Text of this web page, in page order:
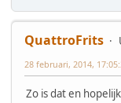
QuattroFrits
28 februari, 2014,
Zo is dat en